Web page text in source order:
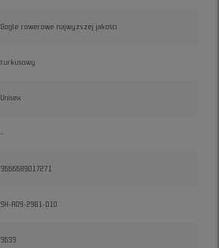
Gogle rowerowe najwyższej jakości
turkusowy
Unisex
-
3666689017271
SH-A09-29B1-D10
3633